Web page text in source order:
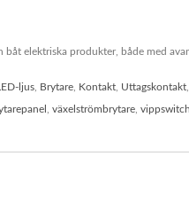
elektriska produkter, både med
ljus Brytare Kontakt Uttagskontakt
växelströmbrytare vippswitch